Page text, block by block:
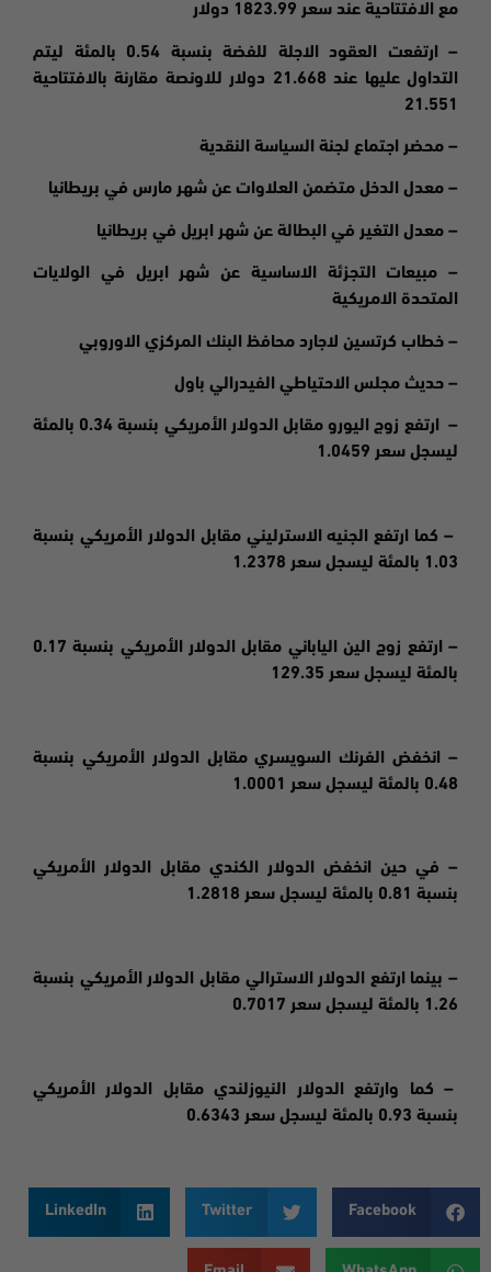
مع الافتتاحية عند سعر 1823.99 دولار
– ارتفعت العقود الاجلة للفضة بنسبة 0.54 بالمئة ليتم
التداول عليها عند 21.668 دولار للاونصة مقارنة بالافتتاحية
21.551
– محضر اجتماع لجنة السياسة النقدية
– معدل الدخل متضمن العلاوات عن شهر مارس في بريطانيا
– معدل التغير في البطالة عن شهر ابريل في بريطانيا
– مبيعات التجزئة الاساسية عن شهر ابريل في الولايات
المتحدة الامريكية
– خطاب كرتسين لاجارد محافظ البنك المركزي الاوروبي
– حديث مجلس الاحتياطي الفيدرالي باول
– ارتفع زوج اليورو مقابل الدولار الأمريكي بنسبة 0.34 بالمئة
ليسجل سعر 1.0459
– كما ارتفع الجنيه الاسترليني مقابل الدولار الأمريكي بنسبة
1.03 بالمئة ليسجل سعر 1.2378
– ارتفع زوج الين الياباني مقابل الدولار الأمريكي بنسبة 0.17
بالمئة ليسجل سعر 129.35
– انخفض الفرنك السويسري مقابل الدولار الأمريكي بنسبة
0.48 بالمئة ليسجل سعر 1.0001
– في حين انخفض الدولار الكندي مقابل الدولار الأمريكي
بنسبة 0.81 بالمئة ليسجل سعر 1.2818
– بينما ارتفع الدولار الاسترالي مقابل الدولار الأمريكي بنسبة
1.26 بالمئة ليسجل سعر 0.7017
– كما وارتفع الدولار النيوزلندي مقابل الدولار الأمريكي
بنسبة 0.93 بالمئة ليسجل سعر 0.6343
Facebook
Twitter
LinkedIn